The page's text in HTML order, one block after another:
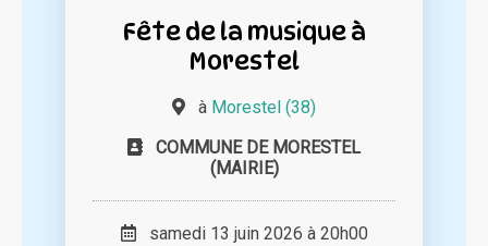
Fête de la musique à
Morestel
à Morestel (38)
COMMUNE DE MORESTEL
(MAIRIE)
samedi 13 juin 2026 à 20h00